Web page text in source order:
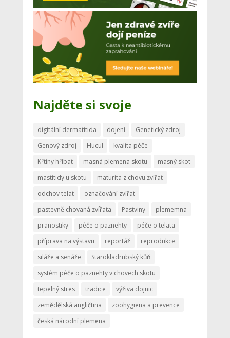
Najděte si svoje
digitální dermatitida dojení
Genetický zdroj
Genový zdroj
Hucul
kvalita péče
Křtiny hříbat
masná plemena skotu
masný skot
mastitidy u skotu
maturita z chovu zvířat
odchov telat
označování zvířat
pastevně chovaná zvířata
Pastviny
plememna
pranostiky
péče o paznehty
péče o telata
příprava na výstavu
reportáž
reprodukce
siláže a senáže
Starokladrubský kůň
systém péče o paznehty v chovech skotu
tepelný stres
tradice
výživa dojnic
zemědělská angličtina
zoohygiena a prevence
česká národní plemena